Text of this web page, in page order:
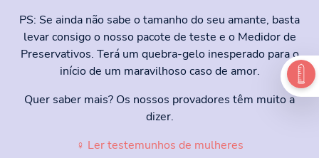
PS: Se ainda não sabe o tamanho do seu amante, basta
levar consigo o nosso pacote de teste e o Medidor de
Preservativos. Terá um quebra-gelo inesperado para o
início de um maravilhoso caso de amor.
Quer saber mais? Os nossos provadores têm muito a
dizer.
♀ Ler testemunhos de mulheres